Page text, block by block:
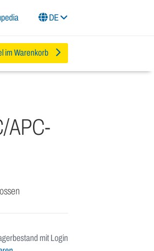
DE
im Warenkorb
APC-
mit Login